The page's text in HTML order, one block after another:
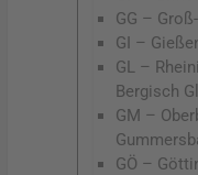
GG –
GI –
GL –
Bergisch
GM –
GÖ –